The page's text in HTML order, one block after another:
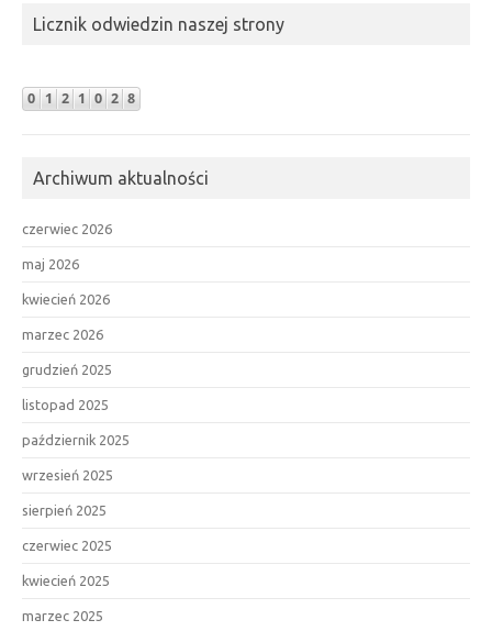
Licznik odwiedzin naszej strony
Archiwum aktualności
czerwiec 2026
maj 2026
kwiecień 2026
marzec 2026
grudzień 2025
listopad 2025
październik 2025
wrzesień 2025
sierpień 2025
czerwiec 2025
kwiecień 2025
marzec 2025